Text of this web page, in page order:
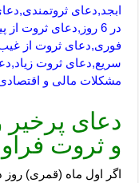
ابجد,دعای
در 6 روز,دعای ثروت
فوری,دعای ثروت از
سریع,دعای ثروت
مشکلات مالی و
دعای
و ثروت
اگر اول ماه (قمری) روز